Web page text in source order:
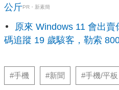
公斤PR・新素簡
原來 Windows 11 會出賣
碼追蹤 19 歲駭客，勒索
#手機 #新聞 #手機/平板